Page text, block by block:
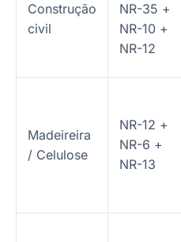
Construção
civil
NR-35 +
NR-10 +
NR-12
Madeireira
/ Celulose
NR-12 +
NR-6 +
NR-13